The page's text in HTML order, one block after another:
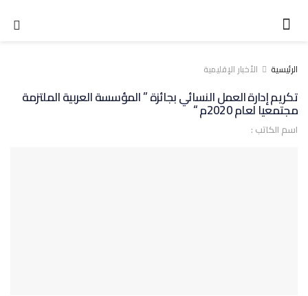
الرئيسية الأخبار الإقليمية
تكريم إدارة العمل النسائي بجائزة ” المؤسسة العربية الملتزمة
مجتمعيا لعام 2020م “
اسم الكاتب :